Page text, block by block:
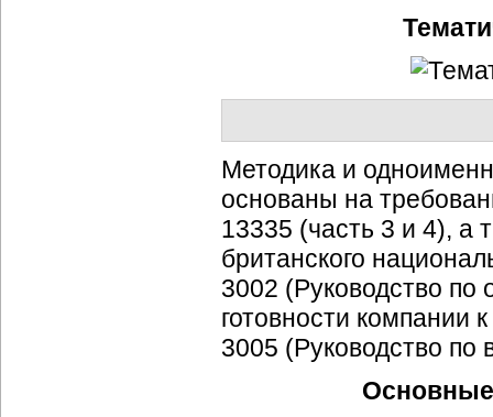
Методика и
основаны на
13335 (часть 3 и 4), а
британского
3002 (Руководство
готовности компании
3005 (Руководство